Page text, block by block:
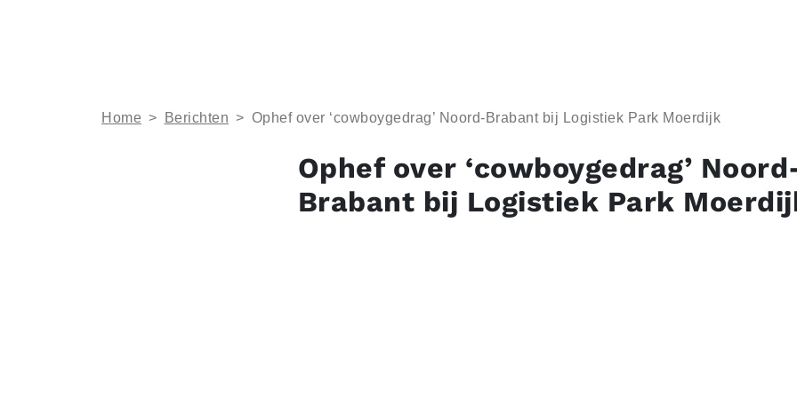
Home > Berichten > Ophef over ‘cowboygedrag’ Noord-Brabant bij Logistiek Park Moerdijk
Ophef over ‘cowboygedrag’
Brabant bij Logistiek Park